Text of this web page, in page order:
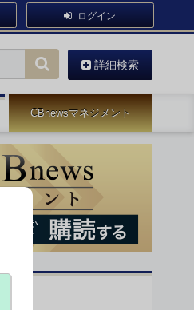
ログイン
詳細検索
CBnewsマネジメント